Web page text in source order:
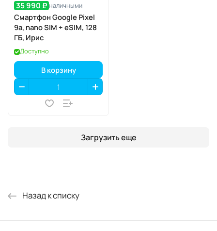
35 990 ₽ наличными
Смартфон Google Pixel
9a, nano SIM + eSIM, 128
ГБ, Ирис
Доступно
В корзину
Загрузить еще
Назад к списку